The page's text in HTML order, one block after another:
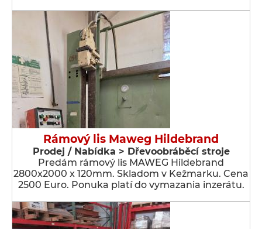
Rámový lis Maweg Hildebrand
Prodej / Nabídka > Dřevoobráběcí stroje
Predám rámový lis MAWEG Hildebrand
2800x2000 x 120mm. Skladom v Kežmarku. Cena
2500 Euro. Ponuka platí do vymazania inzerátu.